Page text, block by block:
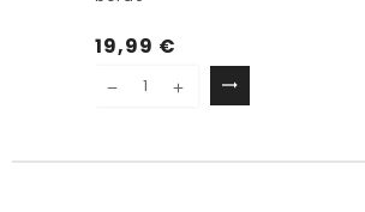
19,99 €
trending_flat